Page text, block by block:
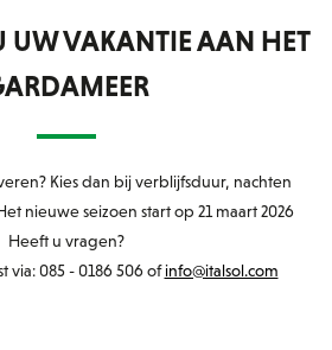
UW VAKANTIE AAN HET
Kies dan bij verblijfsduur, nachten
nieuwe seizoen start op 21 maart 2026
Heeft u vragen?
via: 085 - 0186 506 ofinfo@italsol.com